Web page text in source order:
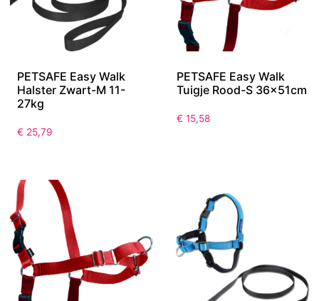
PETSAFE Easy Walk
Halster Zwart-M 11-
27kg
€ 25,79
PETSAFE Easy Walk
Tuigje Rood-S 36x51cm
€ 15,58